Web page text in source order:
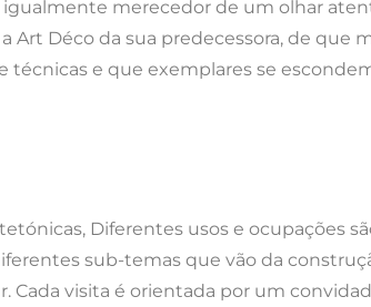
merecedor de um olhar
Art Déco da sua predecessora, de que
e que exemplares se
Diferentes usos e ocupações
sub-temas que vão da
Cada visita é orientada por um